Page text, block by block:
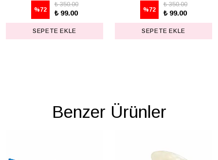
%72
₺ 350.00
₺ 99.00
SEPETE EKLE
%72
₺ 350.00
₺ 99.00
SEPETE EKLE
Benzer Ürünler